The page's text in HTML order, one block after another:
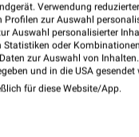
Angebote ab 01.08.
Noch heute gültig
Kaufland
Verwendung
zur Auswahl
Auswahl personalisierter
oder
zur Auswahl von Inhalten.
und in die USA gesendet
für diese Website/App.